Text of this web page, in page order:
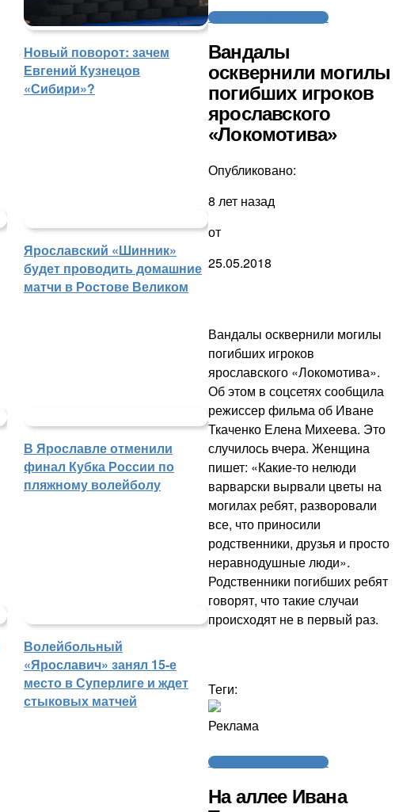
Новый поворот: зачем
Евгений Кузнецов
«Сибири»?
Ярославский «Шинник»
будет проводить домашние
матчи в Ростове Великом
В Ярославле отменили
финал Кубка России по
пляжному волейболу
Волейбольный
«Ярославич» занял 15-е
место в Суперлиге и ждет
стыковых матчей
Трагедия с «Локомотивом»
Вандалы
осквернили могилы
погибших игроков
ярославского
«Локомотива»
Опубликовано:
8 лет назад
от
25.05.2018
Вандалы осквернили могилы
погибших игроков
ярославского «Локомотива».
Об этом в соцсетях сообщила
режиссер фильма об Иване
Ткаченко Елена Михеева. Это
случилось вчера. Женщина
пишет: «Какие-то нелюди
варварски вырвали цветы на
могилах ребят, разворовали
все, что приносили
родственники, друзья и просто
неравнодушные люди».
Родственники погибших ребят
говорят, что такие случаи
происходят не в первый раз.
Теги:
Реклама
Трагедия с «Локомотивом»
На аллее Ивана